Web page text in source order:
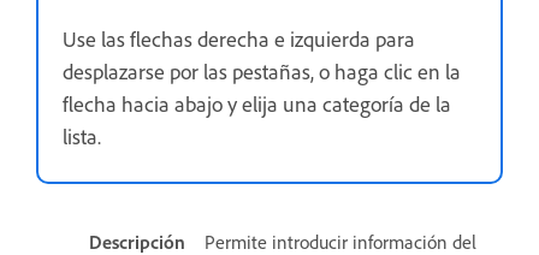
Use las flechas derecha e izquierda para
desplazarse por las pestañas, o haga clic en la
flecha hacia abajo y elija una categoría de la
lista.
Descripción
Permite introducir información del